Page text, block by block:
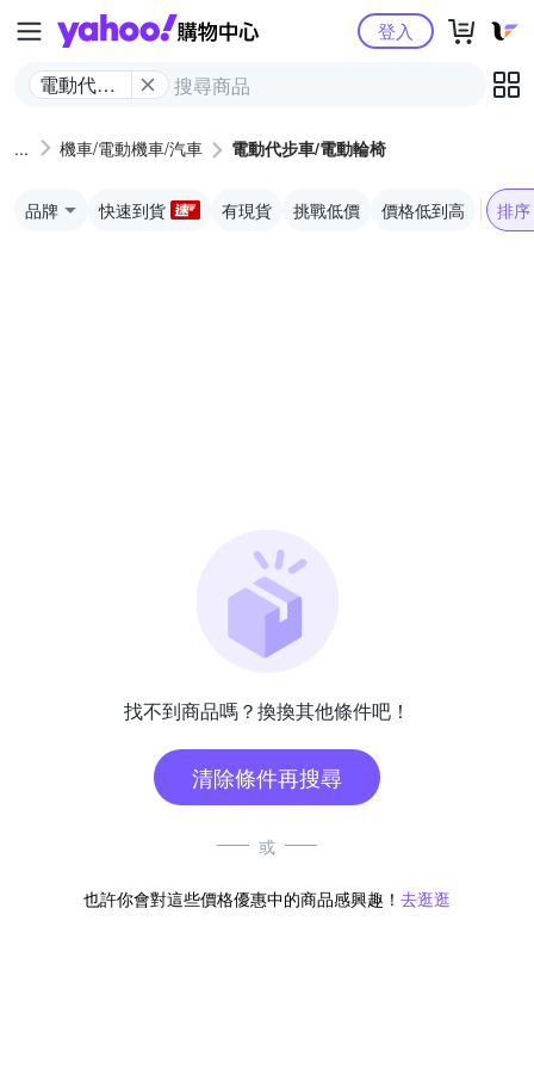
Yahoo購物中心
電動代步
椅
登入
機車/電動機車/汽車 電動代步車/電動輪椅
品牌 快速到貨 有現貨 挑戰低價 價格低到高 排序
找不到商品嗎？換換其他條件吧！
清除條件再搜尋
或
也許你會對這些價格優惠中的商品感興趣！ 去逛逛